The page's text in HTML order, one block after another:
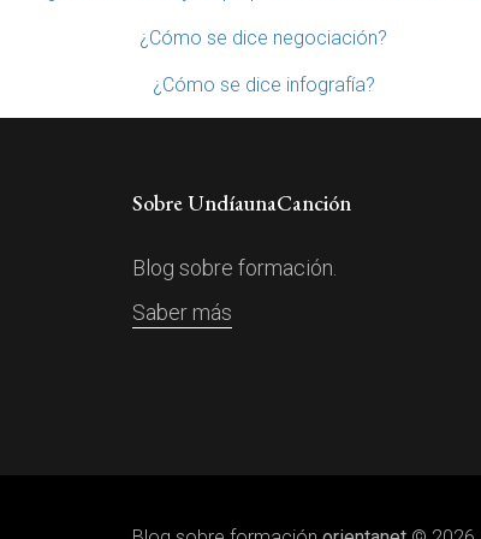
¿Cómo se dice negociación?
¿Cómo se dice infografía?
Sobre UndíaunaCanción
Blog sobre formación.
Saber más